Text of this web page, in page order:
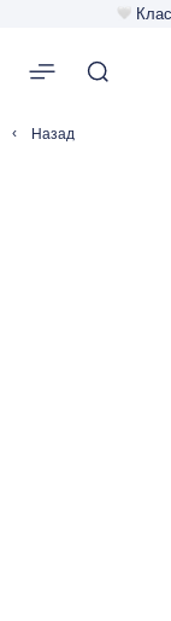
Классные
Назад
‹